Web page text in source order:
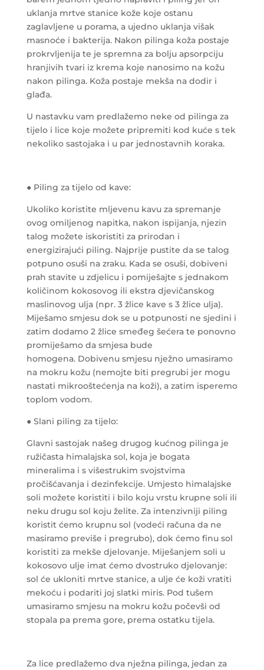
uklanja mrtve stanice kože koje ostanu
zaglavljene u porama, a ujedno uklanja višak
masnoće i bakterija.Nakon pilinga koža postaje
prokrvljenija te je spremna za bolju apsorpciju
hranjivih tvari iz krema koje nanosimo na kožu
nakon pilinga. Koža postaje mekša na dodir i
glađa.
U nastavku vam predlažemo neke od pilinga za
tijelo i lice koje možete pripremiti kod kuće s tek
nekoliko sastojaka i u par jednostavnih koraka.
● Piling za tijelo od kave:
Ukoliko koristite mljevenu kavu za spremanje
ovog omiljenog napitka, nakon ispijanja, njezin
talog možete iskoristiti za prirodan i
energizirajući piling. Najprije pustite da se talog
potpuno osuši na zraku. Kada se osuši, dobiveni
prah stavite u zdjelicu i pomiješajte s jednakom
količinom kokosovog ili ekstra djevičanskog
maslinovog ulja (npr. 3 žlice kave s 3 žlice ulja).
Miješamo smjesu dok se u potpunosti ne sjedini i
zatim dodamo 2 žlice smeđeg šećera te ponovno
promiješamo da smjesa bude
homogena. Dobivenu smjesu nježno umasiramo
na mokru kožu (nemojte biti pregrubi jer mogu
nastati mikrooštećenja na koži), a zatim isperemo
toplom vodom.
● Slani piling za tijelo:
Glavni sastojak našeg drugog kućnog pilinga je
ružičasta himalajska sol, koja je bogata
mineralima i s višestrukim svojstvima
pročišćavanja i dezinfekcije. Umjesto himalajske
soli možete koristiti i bilo koju vrstu krupne soli ili
neku drugu sol koju želite. Za intenzivniji piling
koristit ćemo krupnu sol (vodeći računa da ne
masiramo previše i pregrubo), dok ćemo finu sol
koristiti za mekše djelovanje. Miješanjem soli u
kokosovo ulje imat ćemo dvostruko djelovanje:
sol će ukloniti mrtve stanice, a ulje će koži vratiti
mekoću i podariti joj slatki miris. Pod tušem
umasiramo smjesu na mokru kožu počevši od
stopala pa prema gore, prema ostatku tijela.
Za lice predlažemo dva nježna pilinga, jedan za